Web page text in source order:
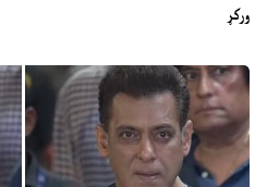
ورکړ